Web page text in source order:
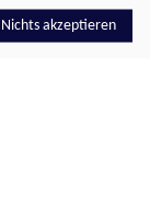
Nichts akzeptieren